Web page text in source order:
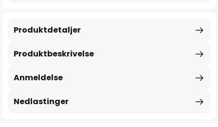
Produktbeskrivelse
Produktdetaljer
Anmeldelse
Nedlastinger